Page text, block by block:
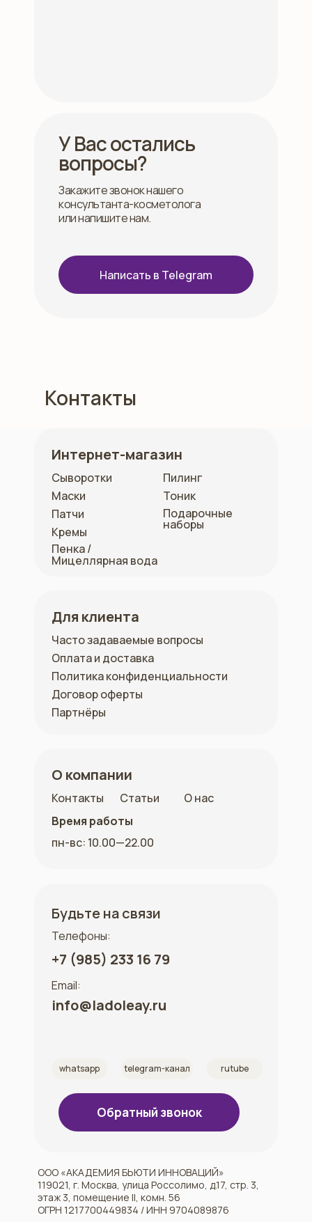
У Вас остались
вопросы?
Закажите звонок нашего
консультанта-косметолога
или напишите нам.
Написать в Telegram
Контакты
ООО «АКАДЕМИЯ БЬЮТИ ИННОВАЦИЙ»
119021, г. Москва, улица Россолимо, д.17, стр. 3,
этаж 3, помещение II, комн. 56
ОГРН 1217700449834 / ИНН 9704089876
Интернет-магазин
Сыворотки
Пенка /
Мицеллярная вода
Маски
Патчи
Кремы
Пилинг
Для клиента
Часто задаваемые вопросы
Оплата и доставка
Политика конфиденциальности
Договор оферты
О компании
Контакты О нас
пн-вс: 10.00—22.00
Время работы
Будьте на связи
telegram-канал
whatsapp rutube
Тоник
Статьи
Подарочные
наборы
Партнёры
Обратный звонок
info@ladoleay.ru
Телефоны:
Email:
+7 (985) 233 16 79